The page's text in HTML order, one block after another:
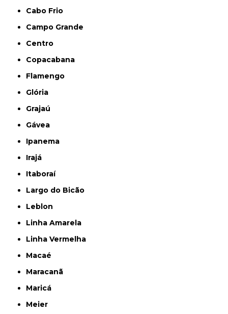
Cabo Frio
Campo Grande
Centro
Copacabana
Flamengo
Glória
Grajaú
Gávea
Ipanema
Irajá
Itaboraí
Largo do Bicão
Leblon
Linha Amarela
Linha Vermelha
Macaé
Maracanã
Maricá
Meier